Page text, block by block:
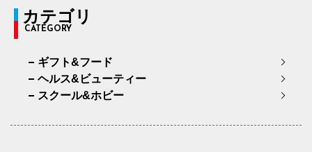
カテゴリ
CATEGORY
ギフト&フード
ヘルス&ビューティー
スクール&ホビー